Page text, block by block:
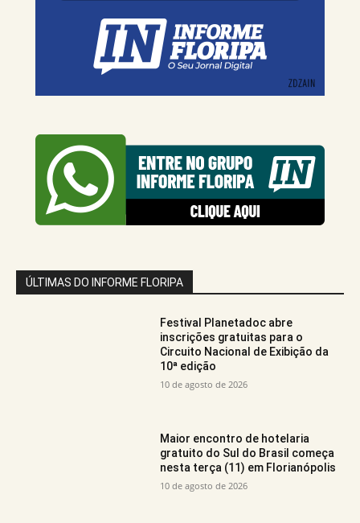
ÚLTIMAS DO INFORME FLORIPA
Festival Planetadoc abre
inscrições gratuitas para o
Circuito Nacional de Exibição da
10ª edição
10 de agosto de 2026
Maior encontro de hotelaria
gratuito do Sul do Brasil começa
nesta terça (11) em Florianópolis
10 de agosto de 2026